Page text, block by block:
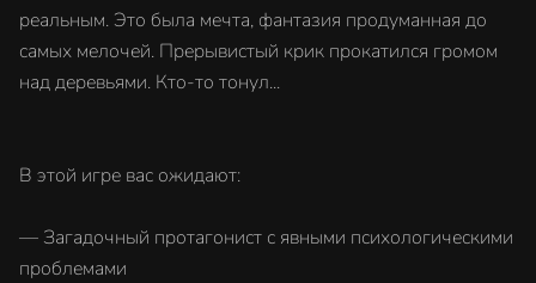
реальным. Это была мечта, фантазия продуманная до
самых мелочей. Прерывистый крик прокатился громом
над деревьями. Кто-то тонул...
В этой игре вас ожидают:
— Загадочный протагонист с явными психологическими
проблемами